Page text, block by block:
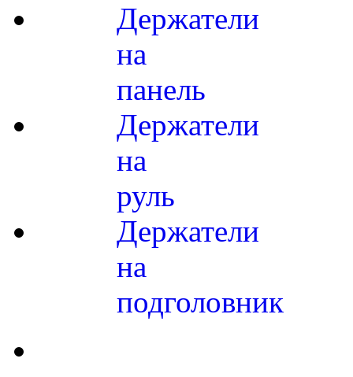
Держатели
на
панель
Держатели
на
руль
Держатели
на
подголовник